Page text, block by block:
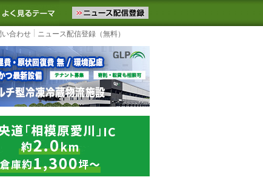
スをお届けします。物流ニュースメール配信を登録す
お気に入りに追加 よく見るテーマ
合わせ ニュース配信登録（無料）